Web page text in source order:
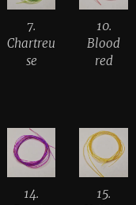
7.
Chartreu
se
10.
Blood
red
14.
15.